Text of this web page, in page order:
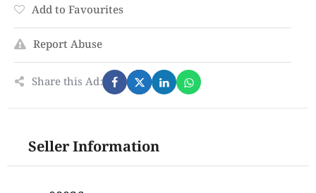
Add to Favourites
Report Abuse
Share this Ad:
Seller Information